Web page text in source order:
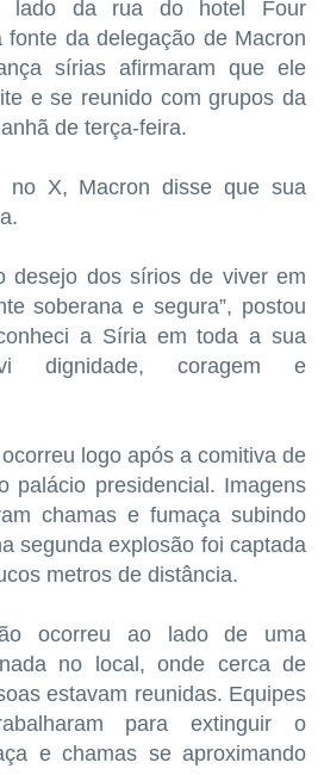
​lado da rua do hotel Four
fonte da delegação de Macron
sírias afirmaram que ele
e se reunido com grupos da
de terça-feira.
no X, Macron disse que sua
desejo dos sírios de viver em
soberana e segura”, postou
a Síria em toda a sua
dignidade, coragem e
logo após a comitiva de
‌palácio presidencial. Imagens
chamas e fumaça subindo
segunda explosão foi captada
metros de ​distância.
ocorreu ao lado de uma
no local, onde cerca de
estavam reunidas. Equipes
para extinguir o
e chamas se aproximando